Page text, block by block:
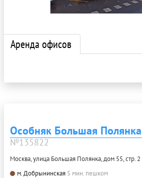
Аренда офисов
Особняк Большая
№135822
Москва, улица Большая Полянка, дом 55, стр. 2
м. Добрынинская 5 мин. пешком